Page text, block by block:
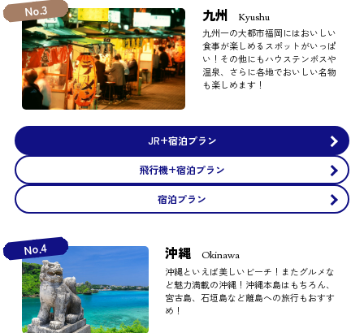
No.3 九州 Kyushu
九州一の大都市福岡にはおいしい
食事が楽しめるスポットがいっぱ
い！その他にもハウステンボスや
温泉、さらに各地でおいしい名物
も楽しめます！
JR+宿泊プラン
飛行機+宿泊プラン
宿泊プラン
No.4 沖縄 Okinawa
沖縄といえば美しいビーチ！またグルメな
ど魅力満載の沖縄！沖縄本島はもちろん、
宮古島、石垣島など離島への旅行もおすす
め！